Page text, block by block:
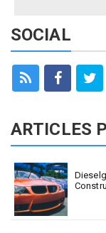
SOCIAL
ARTICLES